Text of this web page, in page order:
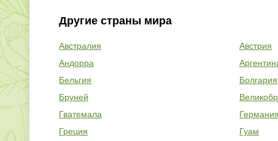
Другие страны мира
Австралия Австрия
Андорра
Бельгия
Болгария
Бруней
Гватемала
Германия
Греция
Гуам